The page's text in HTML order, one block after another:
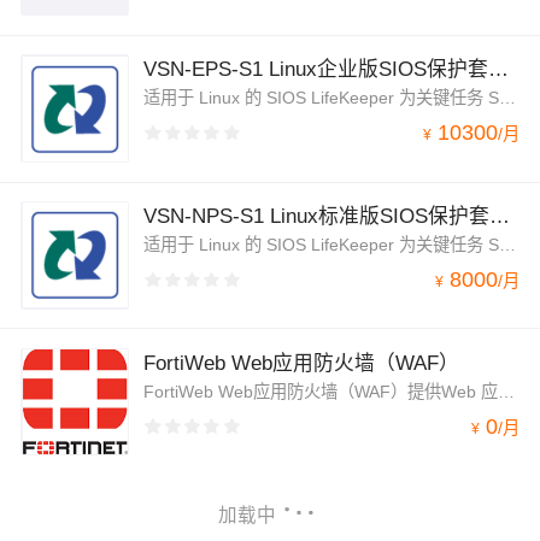
VSN-EPS-S1 Linux企业版SIOS保护套件(虚拟和云)一年服务
适用于 Linux 的 SIOS LifeKeeper 为关键任务 SAP S/4HANA 环境（本地或云端）提供智能 HA 保护，无需专业技能，也无需承担复杂的手动脚本编写所固有的风险。应用程序感知可用性可确保集群故障转移自动遵循 S/4HANA 最佳实践，以实现快速、可靠的持续运行。
¥ 10300/月
VSN-NPS-S1 Linux标准版SIOS保护套件(虚拟和云)一年服务
适用于 Linux 的 SIOS LifeKeeper 为关键任务 SAP S/4HANA 环境（本地或云端）提供智能 HA 保护，无需专业技能，也无需承担复杂的手动脚本编写所固有的风险。应用程序感知可用性可确保集群故障转移自动遵循 S/4HANA 最佳实践，以实现快速、可靠的持续运行。
¥ 8000/月
FortiWeb Web应用防火墙（WAF）
FortiWeb Web应用防火墙（WAF）提供Web 应用和XML防火墙保护、均衡并加速 Web 应用程序、数据库以及它们之间交换的信息。保护基于Web的应用免受已知和零日威胁的侵害。其基于AI的机器学习可在几乎没有错误肯定检测的情况下识别威胁。
¥ 0/月
加载中